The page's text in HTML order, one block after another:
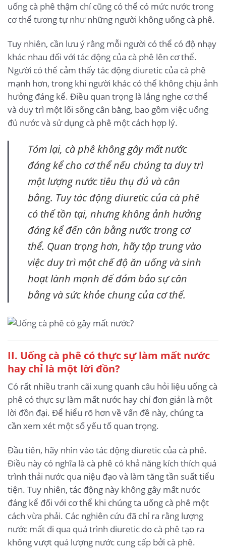
uống cà phê thậm chí cũng có thể có mức nước trong
cơ thể tương tự như những người không uống cà phê.
Tuy nhiên, cần lưu ý rằng mỗi người có thể có độ nhạy
khác nhau đối với tác động của cà phê lên cơ thể.
Người có thể cảm thấy tác động diuretic của cà phê
mạnh hơn, trong khi người khác có thể không chịu ảnh
hưởng đáng kể. Điều quan trọng là lắng nghe cơ thể
và duy trì một lối sống cân bằng, bao gồm việc uống
đủ nước và sử dụng cà phê một cách hợp lý.
Tóm lại, cà phê không gây mất nước
đáng kể cho cơ thể nếu chúng ta duy trì
một lượng nước tiêu thụ đủ và cân
bằng. Tuy tác động diuretic của cà phê
có thể tồn tại, nhưng không ảnh hưởng
đáng kể đến cân bằng nước trong cơ
thể. Quan trọng hơn, hãy tập trung vào
việc duy trì một chế độ ăn uống và sinh
hoạt lành mạnh để đảm bảo sự cân
bằng và sức khỏe chung của cơ thể.
II. Uống cà phê có thực sự làm mất nước
hay chỉ là một lời đồn?
Có rất nhiều tranh cãi xung quanh câu hỏi liệu uống cà
phê có thực sự làm mất nước hay chỉ đơn giản là một
lời đồn đại. Để hiểu rõ hơn về vấn đề này, chúng ta
cần xem xét một số yếu tố quan trọng.
Đầu tiên, hãy nhìn vào tác động diuretic của cà phê.
Điều này có nghĩa là cà phê có khả năng kích thích quá
trình thải nước qua niệu đạo và làm tăng tần suất tiểu
tiện. Tuy nhiên, tác động này không gây mất nước
đáng kể đối với cơ thể khi chúng ta uống cà phê một
cách vừa phải. Các nghiên cứu đã chỉ ra rằng lượng
nước mất đi qua quá trình diuretic do cà phê tạo ra
không vượt quá lượng nước cung cấp bởi cà phê.